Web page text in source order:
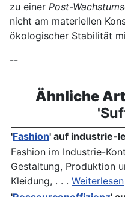
zu einer Post-
nicht am materiellen
ökologischer Stabilität
--
Ähnliche
'Fashion' auf industrie-
Fashion im Industrie-
Gestaltung, Produktion
Kleidung, . . . Weiterlesen